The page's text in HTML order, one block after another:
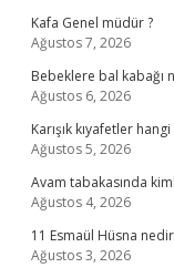
Kafa Genel müdür ?
Ağustos 7, 2026
Bebeklere bal kabağı
Ağustos 6, 2026
Karışık kıyafetler
Ağustos 5, 2026
Avam tabakasında
Ağustos 4, 2026
11 Esmaül Hüsna
Ağustos 3, 2026